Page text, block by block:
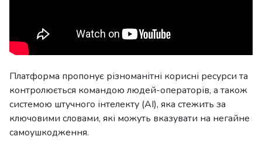
Платформа пропонує різноманітні корисні ресурси та
контролюється командою людей-операторів, а також
системою штучного інтелекту (AI), яка стежить за
ключовими словами, які можуть вказувати на негайне
самоушкодження.